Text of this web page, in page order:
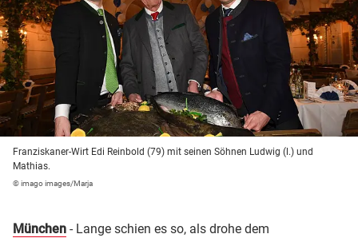
Franziskaner-Wirt Edi Reinbold (79) mit seinen Söhnen Ludwig (l.) und
Mathias.
© imago images/Marja
München - Lange schien es so, als drohe dem